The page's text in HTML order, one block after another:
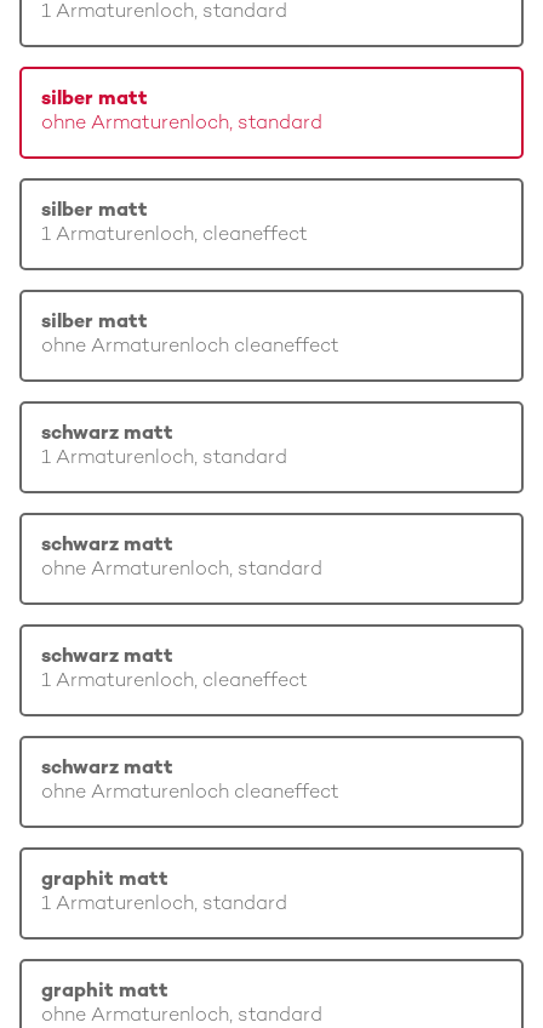
1 Armaturenloch, standard
silber matt
ohne Armaturenloch, standard
silber matt
1 Armaturenloch, cleaneffect
silber matt
ohne Armaturenloch cleaneffect
schwarz matt
1 Armaturenloch, standard
schwarz matt
ohne Armaturenloch, standard
schwarz matt
1 Armaturenloch, cleaneffect
schwarz matt
ohne Armaturenloch cleaneffect
graphit matt
1 Armaturenloch, standard
graphit matt
ohne Armaturenloch, standard